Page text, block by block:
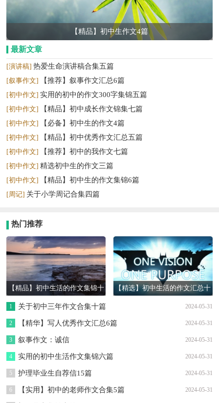
【精品】初中生作文4篇
最新文章
[演讲稿] 热爱生命演讲稿合集五篇
[叙事作文] 【推荐】叙事作文汇总6篇
[初中作文] 实用的初中的作文300字集锦五篇
[初中作文] 【精品】初中成长作文锦集七篇
[初中作文] 【必备】初中生的作文4篇
[初中作文] 【精品】初中优秀作文汇总五篇
[初中作文] 【推荐】初中的我作文七篇
[初中作文] 精选初中生的作文三篇
[初中作文] 【精品】初中生的作文集锦6篇
[周记] 关于小学周记合集四篇
热门推荐
【精品】初中生活的作文集锦十
篇
【精选】初中生活的作文汇总十
1 关于初中三年作文合集十篇 2024-05-31
2 【精华】写人优秀作文汇总6篇 2024-05-31
3 叙事作文：诚信 2024-05-31
4 实用的初中生活作文集锦六篇 2024-05-31
5 护理毕业生自荐信15篇 2024-05-31
6 【实用】初中的老师作文合集5篇 2024-05-31